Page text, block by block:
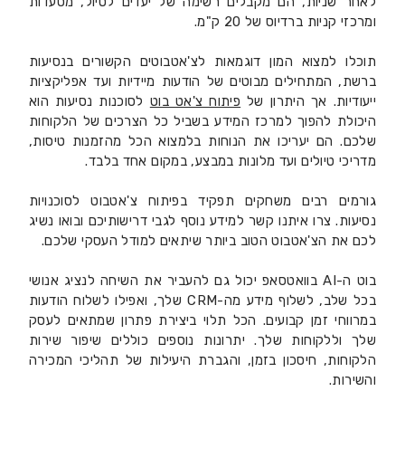
ומרכזי קניות ברדיוס של 20 ק"מ.
תוכלו למצוא המון דוגמאות לצ'אטבוטים הקשורים בנסיעות
ברשת, המתחילים מבוטים של הודעות מיידיות ועד אפליקציות
ייעודיות. אך היתרון של פיתוח צ'אט בוט לסוכנות נסיעות הוא
היכולת להפוך למרכז המידע בשביל כל הצרכים של הלקוחות
שלכם. הם יעריכו את הנוחות בלמצוא הכל מהזמנות טיסות,
מדריכי טיולים ועד מלונות במבצע, במקום אחד בלבד.
גורמים רבים משחקים תפקיד בפיתוח צ'אטבוט לסוכנויות
נסיעות. צרו איתנו קשר למידע נוסף לגבי דרישותיכם ובואו נשיג
לכם את הצ'אטבוט הטוב ביותר שיתאים למודל העסקי שלכם.
בוט ה-AI בוואטסאפ יכול גם להעביר את השיחה לנציג אנושי
בכל שלב, לשלוף מידע מה-CRM שלך, ואפילו לשלוח הודעות
במרווחי זמן קבועים. הכל תלוי ביצירת פתרון שמתאים לעסק
שלך וללקוחות שלך. יתרונות נוספים כוללים שיפור שירות
הלקוחות, חיסכון בזמן, והגברת היעילות של תהליכי המכירה
והשירות.